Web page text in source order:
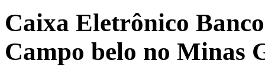
Caixa Eletrônico
Campo belo no Minas